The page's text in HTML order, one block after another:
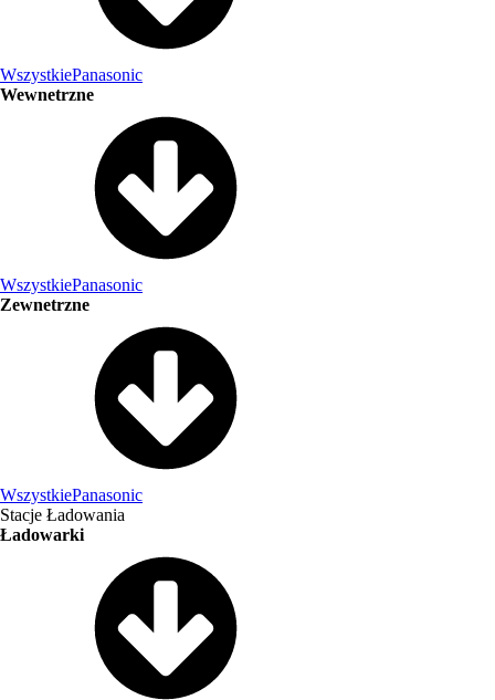
WszystkiePanasonic
Wewnetrzne
WszystkiePanasonic
Zewnetrzne
WszystkiePanasonic
Stacje Ładowania
Ładowarki